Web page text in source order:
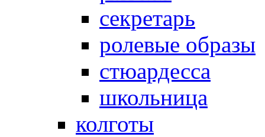
секретарь
ролевые образы
стюардесса
школьница
колготы